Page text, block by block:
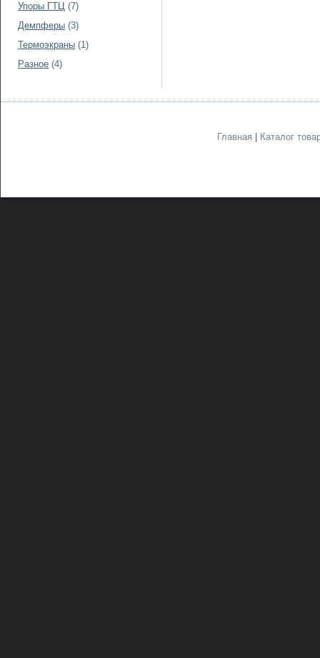
Упоры ГТЦ (7)
Демпферы (3)
Термоэкраны (1)
Разное (4)
Главная Каталог